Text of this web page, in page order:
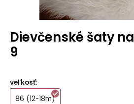
Dievčenské šaty
9
veľkosť:
86 (12-18m)